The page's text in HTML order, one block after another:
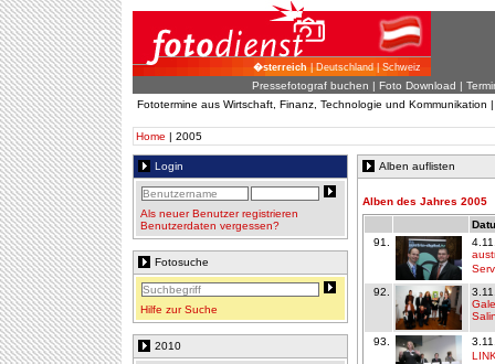
�sterreich| Deutschland | Schweiz
Pressefotograf buchen | Foto Download |
Fototermine aus Wirtschaft, Finanz, Technologie und Kommunikation
Home | 2005
Login
Als neuer Benutzer registrieren
Benutzerdaten vergessen?
Fotosuche
Hilfe zur Suche
2010
Alben auflisten
Alben des Jahres 2005
91.
92.
93.